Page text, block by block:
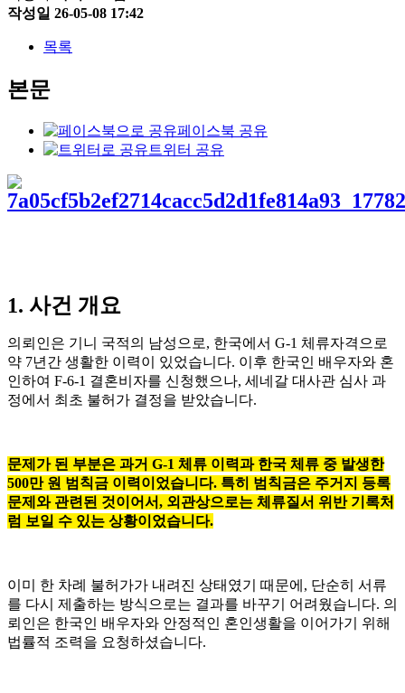
작성일 26-05-08 17:42
목록
본문
페이스북 공유
트위터 공유
1. 사건 개요
의뢰인은 기니 국적의 남성으로, 한국에서 G-1 체류자격으로
약 7년간 생활한 이력이 있었습니다. 이후 한국인 배우자와 혼
인하여 F-6-1 결혼비자를 신청했으나, 세네갈 대사관 심사 과
정에서 최초 불허가 결정을 받았습니다.
문제가 된 부분은 과거 G-1 체류 이력과 한국 체류 중 발생한
500만 원 범칙금 이력이었습니다. 특히 범칙금은 주거지 등록
문제와 관련된 것이어서, 외관상으로는 체류질서 위반 기록처
럼 보일 수 있는 상황이었습니다.
이미 한 차례 불허가가 내려진 상태였기 때문에, 단순히 서류
를 다시 제출하는 방식으로는 결과를 바꾸기 어려웠습니다. 의
뢰인은 한국인 배우자와 안정적인 혼인생활을 이어가기 위해
법률적 조력을 요청하셨습니다.